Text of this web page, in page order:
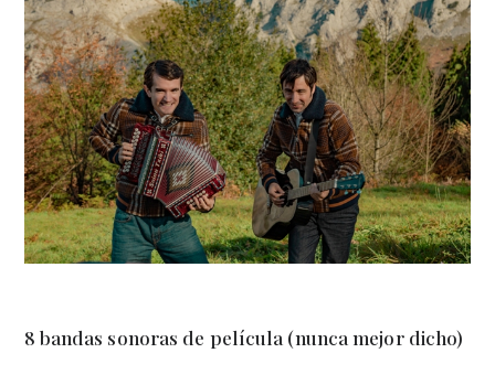
8 bandas sonoras de película (nunca mejor dicho)